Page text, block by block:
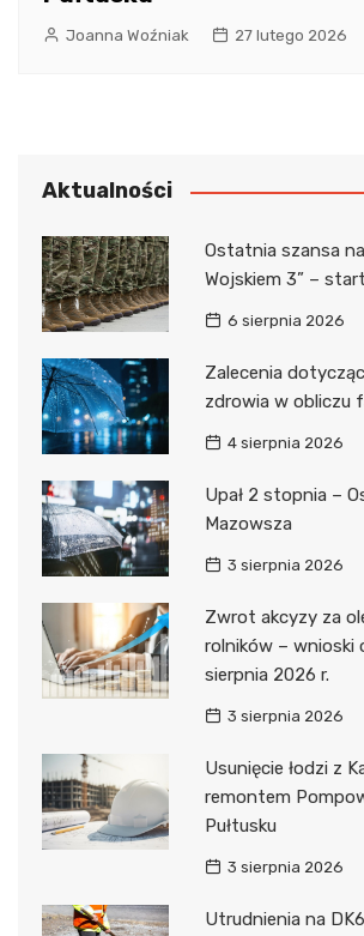
Joanna Woźniak 27 lutego 2026
Aktualności
Ostatnia szansa na
Wojskiem 3” –
6 sierpnia 2026
Zalecenia
zdrowia w obliczu
4 sierpnia 2026
Upał 2 stopnia –
Mazowsza
3 sierpnia 2026
Zwrot akcyzy za
rolników – wnioski
sierpnia 2026 r.
3 sierpnia 2026
Usunięcie łodzi z
remontem
Pułtusku
3 sierpnia 2026
Utrudnienia na